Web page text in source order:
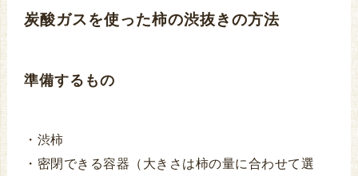
炭酸ガスを使った柿の渋抜きの方法
準備するもの
・渋柿
・密閉できる容器（大きさは柿の量に合わせて選